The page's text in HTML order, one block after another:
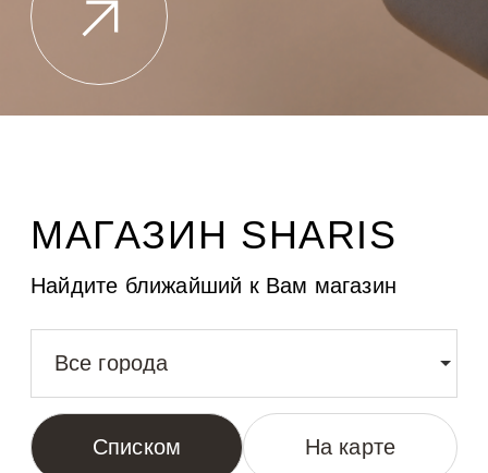
МАГАЗИН SHARIS
Найдите ближайший к Вам магазин
Все города
Списком На карте